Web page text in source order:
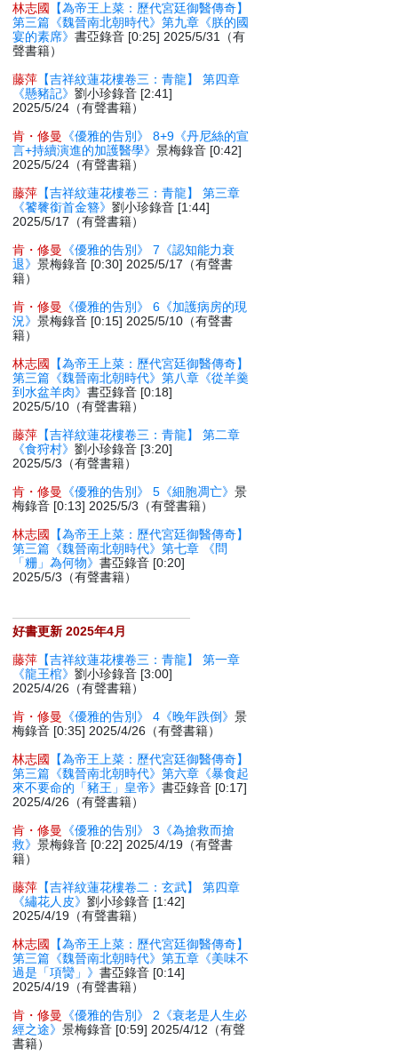
林志國
【為帝王上菜：歷代宮廷御醫傳奇】
第三篇《魏晉南北朝時代》第九章《朕的國
宴的素席》書亞錄音 [0:25] 2025/5/31（有
聲書籍）
藤萍 【吉祥紋蓮花樓卷三：青龍】 第四章
《懸豬記》劉小珍錄音 [2:41]
2025/5/24（有聲書籍）
肯・修曼
《優雅的告別》 8+9《丹尼絲的宣
言+持續演進的加護醫學》景梅錄音 [0:42]
2025/5/24（有聲書籍）
藤萍 【吉祥紋蓮花樓卷三：青龍】 第三章
《饕餮銜首金簪》劉小珍錄音 [1:44]
2025/5/17（有聲書籍）
肯・修曼
《優雅的告別》 7《認知能力衰
退》景梅錄音 [0:30] 2025/5/17（有聲書
籍）
肯・修曼
《優雅的告別》 6《加護病房的現
況》景梅錄音 [0:15] 2025/5/10（有聲書
籍）
林志國
【為帝王上菜：歷代宮廷御醫傳奇】
第三篇《魏晉南北朝時代》第八章《從羊羹
到水盆羊肉》書亞錄音 [0:18]
2025/5/10（有聲書籍）
藤萍 【吉祥紋蓮花樓卷三：青龍】 第二章
《食狩村》劉小珍錄音 [3:20]
2025/5/3（有聲書籍）
肯・修曼
《優雅的告別》 5《細胞凋亡》景
梅錄音 [0:13] 2025/5/3（有聲書籍）
林志國
【為帝王上菜：歷代宮廷御醫傳奇】
第三篇《魏晉南北朝時代》第七章 《問
「粣」為何物》書亞錄音 [0:20]
2025/5/3（有聲書籍）
好書更新 2025年4月
藤萍 【吉祥紋蓮花樓卷三：青龍】 第一章
《龍王棺》劉小珍錄音 [3:00]
2025/4/26（有聲書籍）
肯・修曼
《優雅的告別》 4《晚年跌倒》景
梅錄音 [0:35] 2025/4/26（有聲書籍）
林志國
【為帝王上菜：歷代宮廷御醫傳奇】
第三篇《魏晉南北朝時代》第六章《暴食起
來不要命的「豬王」皇帝》書亞錄音 [0:17]
2025/4/26（有聲書籍）
肯・修曼
《優雅的告別》 3《為搶救而搶
救》景梅錄音 [0:22] 2025/4/19（有聲書
籍）
藤萍 【吉祥紋蓮花樓卷二：玄武】 第四章
《繡花人皮》劉小珍錄音 [1:42]
2025/4/19（有聲書籍）
林志國
【為帝王上菜：歷代宮廷御醫傳奇】
第三篇《魏晉南北朝時代》第五章《美味不
過是「項臠」》書亞錄音 [0:14]
2025/4/19（有聲書籍）
肯・修曼
《優雅的告別》 2《衰老是人生必
經之途》景梅錄音 [0:59] 2025/4/12（有聲
書籍）